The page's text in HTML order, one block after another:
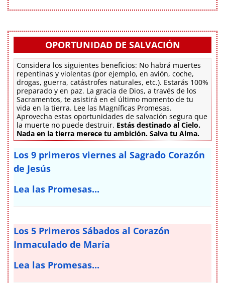
OPORTUNIDAD DE SALVACIÓN
Considera los siguientes beneficios: No habrá muertes
repentinas y violentas (por ejemplo, en avión, coche,
drogas, guerra, catástrofes naturales, etc.). Estarás 100%
preparado y en paz. La gracia de Dios, a través de los
Sacramentos, te asistirá en el último momento de tu
vida en la tierra. Lee las Magníficas Promesas.
Aprovecha estas oportunidades de salvación segura que
la muerte no puede destruir. Estás destinado al Cielo.
Nada en la tierra merece tu ambición. Salva tu Alma.
Los 9 primeros viernes al Sagrado Corazón
de Jesús
Lea las Promesas...
Los 5 Primeros Sábados al Corazón
Inmaculado de María
Lea las Promesas...